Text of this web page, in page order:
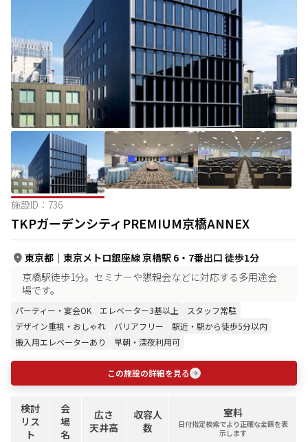
施設ID： 736
TKPガーデンシティPREMIUM京橋ANNEX
東京都 ｜ 東京メトロ銀座線 京橋駅 6・7番出口 徒歩1分
京橋駅徒歩1分。セミナーや懇親会などに対応する多用途会
場です。
パーティー・宴会OK エレベーター3基以上
スタッフ常駐
デザイン重視・おしゃれ
バリアフリー
駅近・駅から徒歩5分以内
搬入用エレベーターあり
早朝・深夜利用可
この施設の詳細を見る
検討
リス
ト
会
場
名
広さ
天井高
収容人
数
室料
日付指定検索でより正確な金額を表
示します